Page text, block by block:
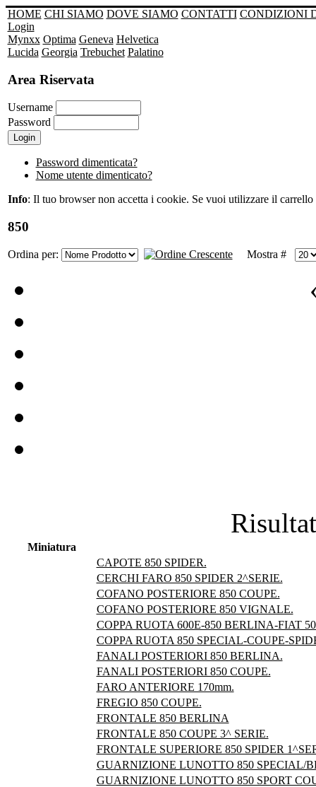
HOME CHI SIAMO DOVE SIAMO CONTATTI CONDIZIONI
Login
Mynxx Optima Geneva Helvetica
Lucida Georgia Trebuchet Palatino
Area Riservata
Username
Password
Password dimenticata?
Nome utente dimenticato?
Info: Il tuo browser non accetta i cookie. Se vuoi utilizzare il
850
Ordina per: Mostra #
Miniatura
CAPOTE 850 SPIDER.
CERCHI FARO 850 SPIDER 2^SERIE.
COFANO POSTERIORE 850 COUPE.
COFANO POSTERIORE 850 VIGNALE.
COPPA RUOTA 600E-850 BERLINA-FIAT
COPPA RUOTA 850 SPECIAL-COUPE-
FANALI POSTERIORI 850 BERLINA.
FANALI POSTERIORI 850 COUPE.
FARO ANTERIORE 170mm.
FREGIO 850 COUPE.
FRONTALE 850 BERLINA
FRONTALE 850 COUPE 3^ SERIE.
FRONTALE SUPERIORE 850 SPIDER
GUARNIZIONE LUNOTTO 850 SPECIAL/
GUARNIZIONE LUNOTTO 850 SPORT